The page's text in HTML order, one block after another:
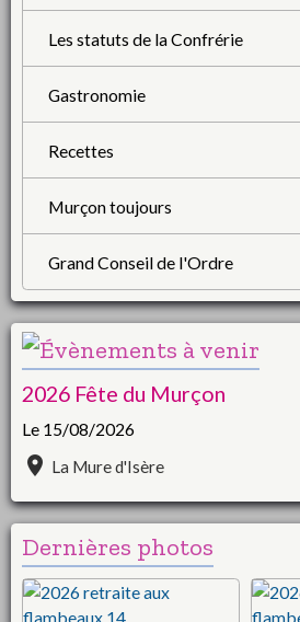
Les statuts de la Confrérie
Gastronomie
Recettes
Murçon toujours
Grand Conseil de l'Ordre
2026 Fête du Murçon
Le 15/08/2026
La Mure d'Isère
Dernières photos